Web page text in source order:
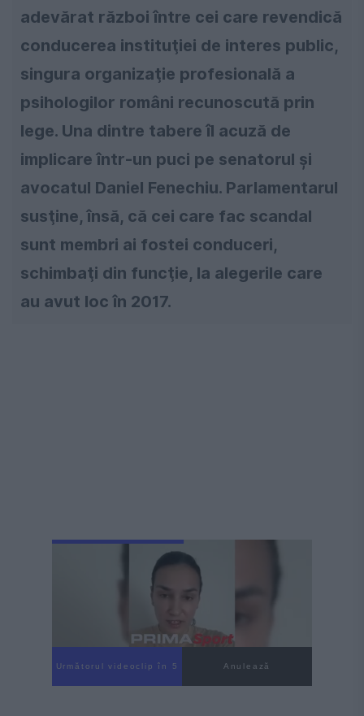
adevărat război între cei care revendică
conducerea instituţiei de interes public,
singura organizaţie profesională a
psihologilor români recunoscută prin
lege. Una dintre tabere îl acuză de
implicare într-un puci pe senatorul şi
avocatul Daniel Fenechiu. Parlamentarul
susţine, însă, că cei care fac scandal
sunt membri ai fostei conduceri,
schimbaţi din funcţie, la alegerile care
au avut loc în 2017.
Următorul videoclip în 3 Anulează